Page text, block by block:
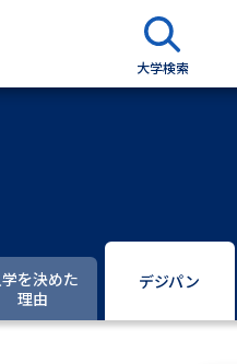
大学検索
願書
を決めた
理由
デジパン